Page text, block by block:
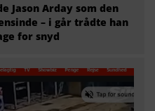
Jason Arday som den
– i går trådte han
for snyd